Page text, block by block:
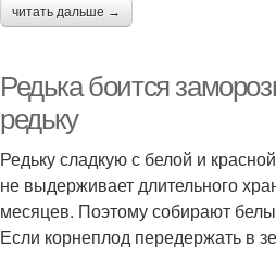
читать дальше →
Редька боится
редьку
Редьку сладкую с белой и
не выдерживает длительного
месяцев. Поэтому собирают
Если корнеплод передержать в